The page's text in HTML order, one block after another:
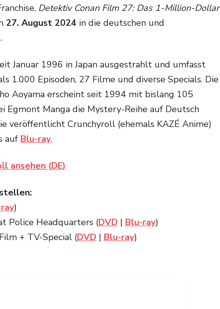
Detektiv Conan Film 27: Das 1-Million-Dollar
27. August 2024 in die deutschen und
Januar 1996 in Japan ausgestrahlt und umfasst
1.000 Episoden, 27 Filme und diverse Specials. Die
Aoyama erscheint seit 1994 mit bislang 105
Egmont Manga die Mystery-Reihe auf Deutsch
veröffentlicht Crunchyroll (ehemals KAZÉ Anime)
auf Blu-ray.
ansehen (DE)
)
Police Headquarters (DVD | Blu-ray)
+ TV-Special (DVD | Blu-ray)